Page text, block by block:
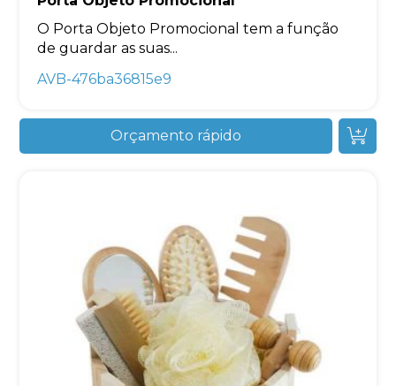
O Porta Objeto Promocional tem a função
de guardar as suas...
AVB-476ba36815e9
Orçamento rápido